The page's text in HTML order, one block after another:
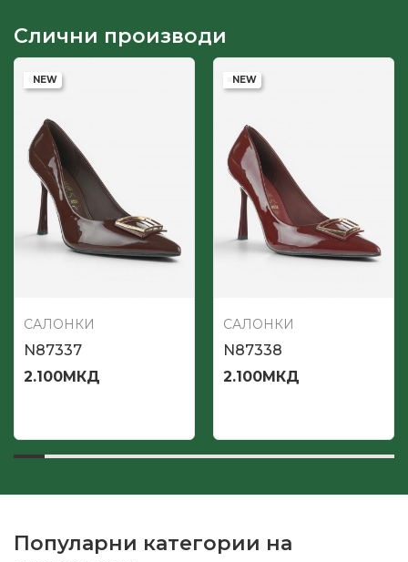
Слични производи
NEW
САЛОНКИ
N87337
2.100МКД
NEW
САЛОНКИ
N87338
2.100МКД
Популарни категории на